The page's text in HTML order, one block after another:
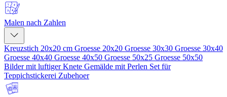
Malen nach Zahlen
Kreuzstich 20x20 cm Groesse 20x20 Groesse 30x30 Groesse 30x40
Groesse 40x40 Groesse 40x50 Groesse 50x25 Groesse 50x50
Bilder mit luftiger Knete Gemälde mit Perlen Set für
Teppichstickerei Zubehoer